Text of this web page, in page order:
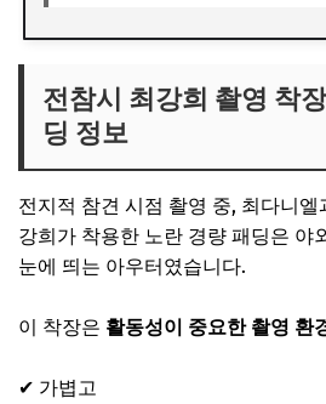
전참시 최강희 촬영 착
딩 정보
전지적 참견 시점 촬영 중, 최다니엘
강희가 착용한 노란 경량 패딩은 야
눈에 띄는 아우터였습니다.
이 착장은 활동성이 중요한 촬영 환
✔ 가볍고